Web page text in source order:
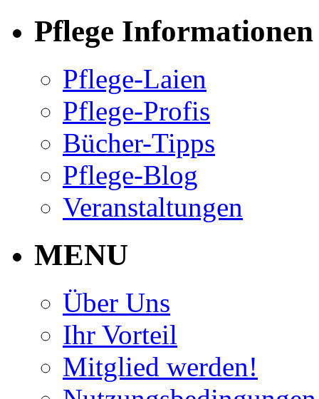
Pflege Informationen
Pflege-Laien
Pflege-Profis
Bücher-Tipps
Pflege-Blog
Veranstaltungen
MENU
Über Uns
Ihr Vorteil
Mitglied werden!